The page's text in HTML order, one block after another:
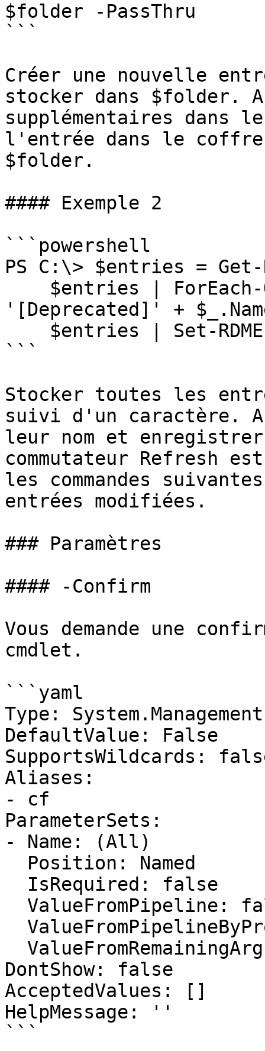
$folder -PassThru
```
Créer une nouvelle
stocker dans $folder.
supplémentaires dans
l'entrée dans le
$folder.
#### Exemple 2
```powershell
PS C:\> $entries = Get-
'[Deprecated]' +
```
Stocker toutes les
suivi d'un caractère.
leur nom et
commutateur Refresh
les commandes
entrées modifiées.
### Paramètres
#### -Confirm
Vous demande une
cmdlet.
```yaml
Type:
DefaultValue: False
SupportsWildcards:
Aliases:
- cf
ParameterSets:
- Name: (All)
DontShow: false
AcceptedValues: []
HelpMessage: ''
```